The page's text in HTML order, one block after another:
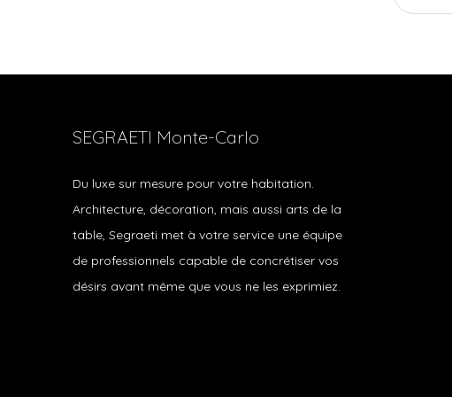
SEGRAETI Monte-Carlo
Du luxe sur mesure pour votre habitation.
Architecture, décoration, mais aussi arts de la
table, Segraeti met à votre service une équipe
de professionnels capable de concrétiser vos
désirs avant même que vous ne les exprimiez.